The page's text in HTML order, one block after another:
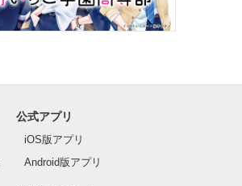
公式アプリ
iOS版アプリ
Android版アプリ